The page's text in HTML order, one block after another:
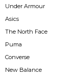
Under Armour
Asics
The North Face
Puma
Converse
New Balance